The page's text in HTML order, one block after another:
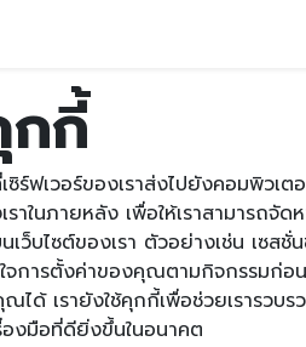
กกี้
ร์ฟเวอร์ของเราส่งไปยังคอมพิวเ
ราในภายหลัง เพื่อให้เราสามารถ
ว็บไซต์ของเรา ตัวอย่างเช่น เซส
ใจการตั้งค่าของคุณตามกิจกรรมก่
ได้ เรายังใช้คุกกี้เพื่อช่วยเรารวบ
องมือที่ดียิ่งขึ้นในอนาคต